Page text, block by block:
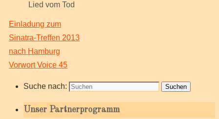
Lied vom Tod
Einladung zum
Sinatra-Treffen 2013
nach Hamburg
Vorwort Voice 45
Suche nach: Suchen
Unser Partnerprogramm